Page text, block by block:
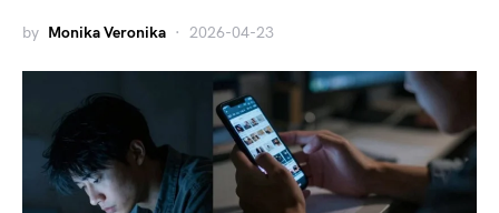
by Monika Veronika 2026-04-23